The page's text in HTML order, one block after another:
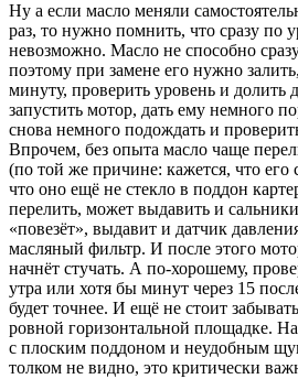
Ну а если масло меняли
раз, то нужно помнить, что сразу по
невозможно. Масло не способно
поэтому при замене его нужно
минуту, проверить уровень и долить
запустить мотор, дать ему немного
снова немного подождать и
Впрочем, без опыта масло чаще
(по той же причине: кажется, что
что оно ещё не стекло в поддон
перелить, может выдавить и
«повезёт», выдавит и датчик
масляный фильтр. И после этого
начнёт стучать. А по-хорошему,
утра или хотя бы минут через 15
будет точнее. И ещё не стоит
ровной горизонтальной площадке.
с плоским поддоном и неудобным
толком не видно, это критически